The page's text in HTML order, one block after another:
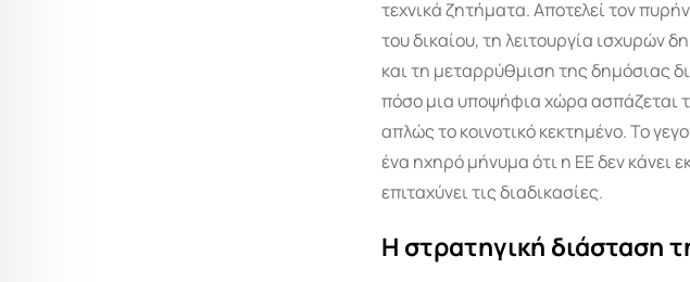
τεχνικά ζητήματα. Αποτελεί τον
του δικαίου, τη λειτουργία ισχυρών
και τη μεταρρύθμιση της δημόσιας
πόσο μια υποψήφια χώρα ασπάζεται
απλώς το κοινοτικό κεκτημένο. Το
ένα ηχηρό μήνυμα ότι η ΕΕ δεν κάνει
επιταχύνει τις διαδικασίες.
Η στρατηγική διάσταση